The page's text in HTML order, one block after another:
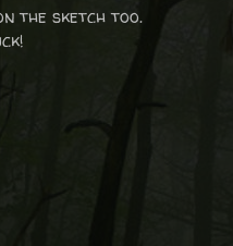
the sketch too.